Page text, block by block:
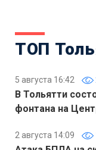
ТОП
5 августа 16:42
В Тольятти
фонтана на
2 августа 14:09